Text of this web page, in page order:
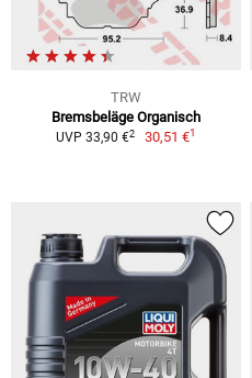
TRW
Bremsbeläge Organisch
UVP 33,90 €2 30,51 €1